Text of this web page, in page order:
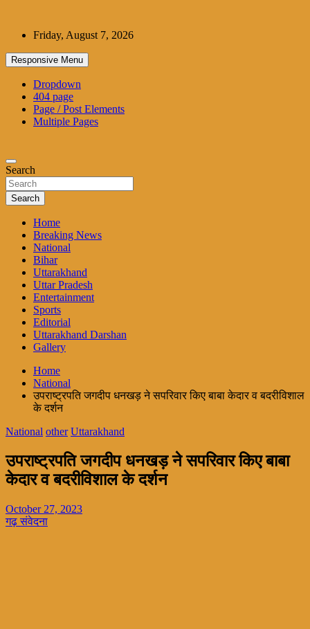
contentFriday, August 7, 2026
Responsive Menu
Dropdown
404 page
Page / Post Elements
Multiple Pages
Search
Search
Home
Breaking News
National
Bihar
Uttarakhand
Uttar Pradesh
Entertainment
Sports
Editorial
Uttarakhand Darshan
Gallery
Home
National
उपराष्ट्रपति जगदीप धनखड़ ने सपरिवार किए बाबा केदार व बदरीविशाल
के दर्शन
National other Uttarakhand
उपराष्ट्रपति जगदीप धनखड़ ने सपरिवार किए बाबा
केदार व बदरीविशाल के दर्शन
October 27, 2023
गढ़ संवेदना